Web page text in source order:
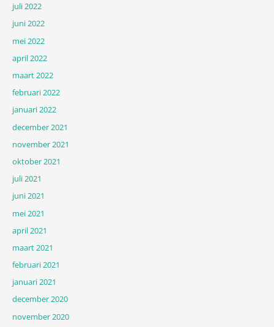
juli 2022
juni 2022
mei 2022
april 2022
maart 2022
februari 2022
januari 2022
december 2021
november 2021
oktober 2021
juli 2021
juni 2021
mei 2021
april 2021
maart 2021
februari 2021
januari 2021
december 2020
november 2020